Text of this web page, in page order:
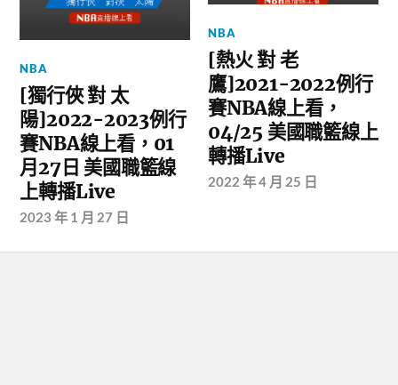
NBA
[獨行俠 對 太
陽]2022-2023例行
賽NBA線上看，01
月27日 美國職籃線
上轉播Live
2023 年 1 月 27 日
NBA
[熱火 對 老
鷹]2021-2022例行
賽NBA線上看，
04/25 美國職籃線上
轉播Live
2022 年 4 月 25 日